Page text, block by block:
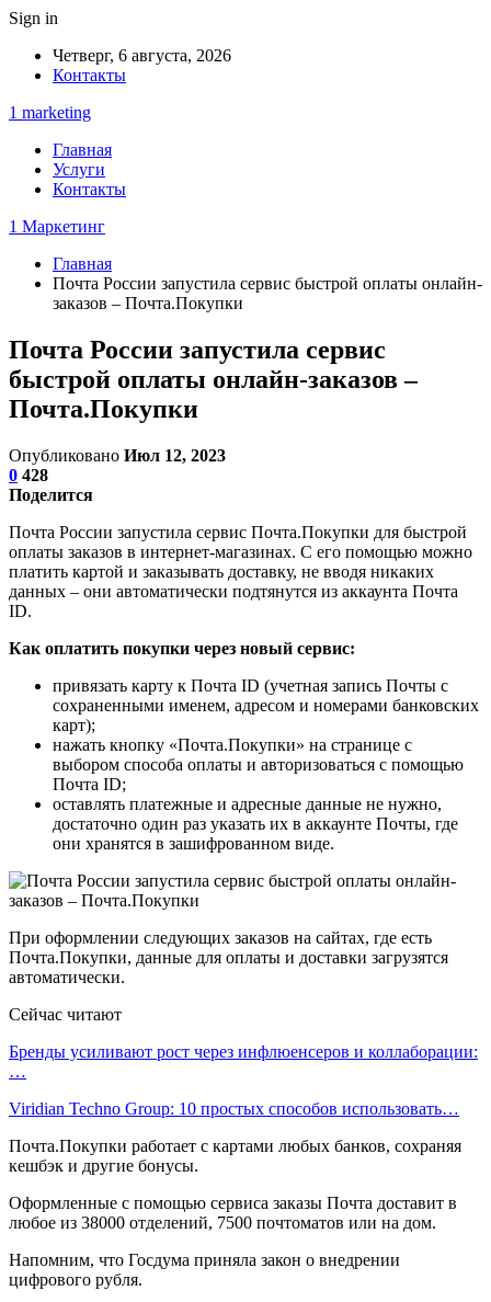
Sign in
Четверг, 6 августа, 2026
Контакты
1 marketing
Главная
Услуги
Контакты
1 Маркетинг
Главная
Почта России запустила сервис быстрой оплаты онлайн-
заказов – Почта.Покупки
Почта России запустила сервис
быстрой оплаты онлайн-заказов –
Почта.Покупки
Опубликовано Июл 12, 2023
0 428
Поделится
Почта России запустила сервис Почта.Покупки для быстрой
оплаты заказов в интернет-магазинах. С его помощью можно
платить картой и заказывать доставку, не вводя никаких
данных – они автоматически подтянутся из аккаунта Почта
ID.
Как оплатить покупки через новый сервис:
привязать карту к Почта ID (учетная запись Почты с
сохраненными именем, адресом и номерами банковских
карт);
нажать кнопку «Почта.Покупки» на странице с
выбором способа оплаты и авторизоваться с помощью
Почта ID;
оставлять платежные и адресные данные не нужно,
достаточно один раз указать их в аккаунте Почты, где
они хранятся в зашифрованном виде.
При оформлении следующих заказов на сайтах, где есть
Почта.Покупки, данные для оплаты и доставки загрузятся
автоматически.
Сейчас читают
Бренды усиливают рост через инфлюенсеров и коллаборации:
…
Viridian Techno Group: 10 простых способов использовать…
Почта.Покупки работает с картами любых банков, сохраняя
кешбэк и другие бонусы.
Оформленные с помощью сервиса заказы Почта доставит в
любое из 38000 отделений, 7500 почтоматов или на дом.
Напомним, что Госдума приняла закон о внедрении
цифрового рубля.